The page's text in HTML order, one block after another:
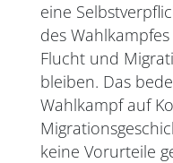
eine
des
Flucht und
bleiben. Das
Wahlkampf auf
keine Vorurteile